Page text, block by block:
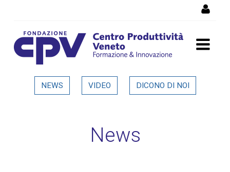
Gold For Job - Dettaglio in
NEWS VIDEO DICONO DI NOI
News